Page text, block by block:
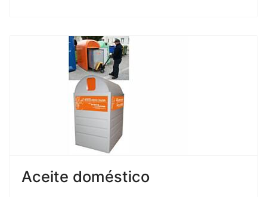
Aceite doméstico